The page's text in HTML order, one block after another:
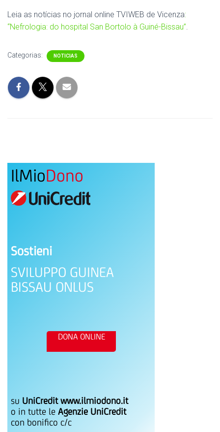
Leia as notícias no jornal online TVIWEB de Vicenza:
“Nefrologia: do hospital San Bortolo à Guiné-Bissau”.
Categorias: NOTICIAS
Sostieni
SVILUPPO GUINEA
BISSAU ONLUS
su UniCredit www.ilmiodono.it
o in tutte le Agenzie UniCredit
con bonifico c/c
DONA ONLINE
IlMioDono